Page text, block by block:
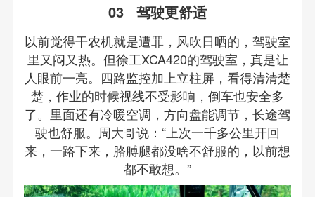
03 驾驶更舒适
以前觉得干农机就是遭罪，风吹日晒的，驾驶室
里又闷又热。但徐工XCA420的驾驶室，真是让
人眼前一亮。四路监控加上立柱屏，看得清清楚
楚，作业的时候视线不受影响，倒车也安全多
了。里面还有冷暖空调，方向盘能调节，长途驾
驶也舒服。周大哥说：“上次一千多公里开回
来，一路下来，胳膊腿都没啥不舒服的，以前想
都不敢想。”